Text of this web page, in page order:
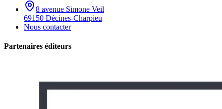
8 avenue Simone Veil
69150 Décines-Charpieu
Nous contacter
Partenaires éditeurs